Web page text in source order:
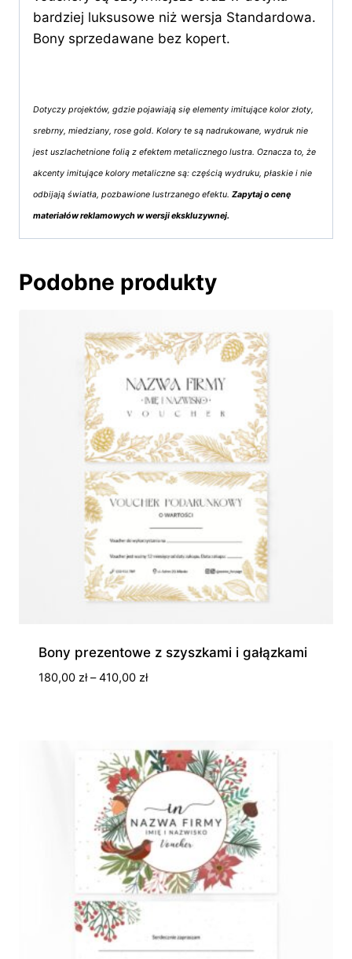
bardziej luksusowe niż wersja Standardowa.
Bony sprzedawane bez kopert.
Dotyczy projektów, gdzie pojawiają się elementy imitujące kolor złoty,
srebrny, miedziany, rose gold. Kolory te są nadrukowane, wydruk nie
jest uszlachetnione folią z efektem metalicznego lustra. Oznacza to, że
akcenty imitujące kolory metaliczne są: częścią wydruku, płaskie i nie
odbijają światła, pozbawione lustrzanego efektu. Zapytaj o cenę
materiałów reklamowych w wersji ekskluzywnej.
Podobne produkty
Bony prezentowe z szyszkami i gałązkami
180,00 zł – 410,00 złZakres
do
410,00 zł